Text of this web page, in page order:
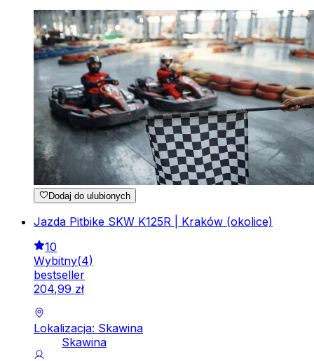
Dodaj do ulubionych
Jazda Pitbike SKW K125R | Kraków (okolice)
10
Wybitny(4)
bestseller
204,99 zł
Lokalizacja: Skawina
Skawina